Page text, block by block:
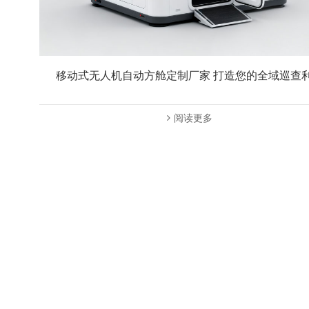
移动式无人机自动方舱定制厂家 打造您的全域巡查
阅读更多